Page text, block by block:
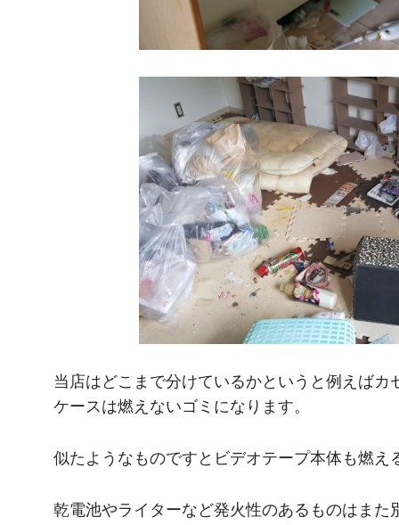
当店はどこまで分けているかというと例えば
ケースは燃えないゴミになります。
似たようなものですとビデオテープ本体も燃え
乾電池やライターなど発火性のあるものはまた